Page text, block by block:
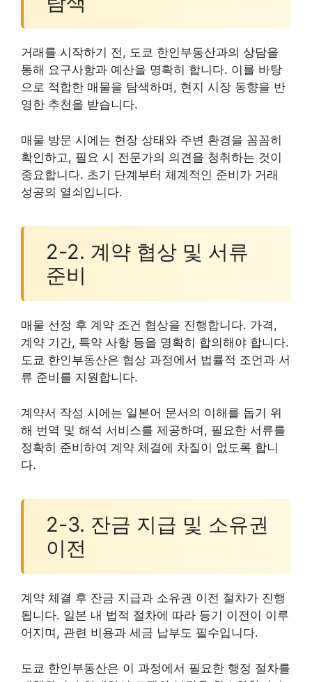
거래를 시작하기 전, 도쿄 한인부동산과의 상담을
통해 요구사항과 예산을 명확히 합니다. 이를 바탕
으로 적합한 매물을 탐색하며, 현지 시장 동향을 반
영한 추천을 받습니다.
매물 방문 시에는 현장 상태와 주변 환경을 꼼꼼히
확인하고, 필요 시 전문가의 의견을 청취하는 것이
중요합니다. 초기 단계부터 체계적인 준비가 거래
성공의 열쇠입니다.
2-2. 계약 협상 및 서류
준비
매물 선정 후 계약 조건 협상을 진행합니다. 가격,
계약 기간, 특약 사항 등을 명확히 합의해야 합니다.
도쿄 한인부동산은 협상 과정에서 법률적 조언과 서
류 준비를 지원합니다.
계약서 작성 시에는 일본어 문서의 이해를 돕기 위
해 번역 및 해석 서비스를 제공하며, 필요한 서류를
정확히 준비하여 계약 체결에 차질이 없도록 합니
다.
2-3. 잔금 지급 및 소유권
이전
계약 체결 후 잔금 지급과 소유권 이전 절차가 진행
됩니다. 일본 내 법적 절차에 따라 등기 이전이 이루
어지며, 관련 비용과 세금 납부도 필수입니다.
도쿄 한인부동산은 이 과정에서 필요한 행정 절차를